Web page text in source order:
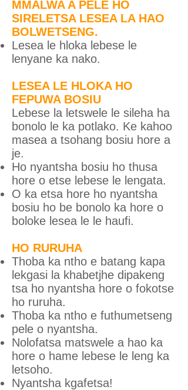
MMALWA A PELE HO
SIRELETSA LESEA LA HAO
BOLWETSENG.
Lesea le hloka lebese le
lenyane ka nako.
LESEA LE HLOKA HO
FEPUWA BOSIU
Lebese la letswele le sileha ha
bonolo le ka potlako. Ke kahoo
masea a tsohang bosiu hore a
je.
Ho nyantsha bosiu ho thusa
hore o etse lebese le lengata.
O ka etsa hore ho nyantsha
bosiu ho be bonolo ka hore o
boloke lesea le le haufi.
HO RURUHA
Thoba ka ntho e batang kapa
lekgasi la khabetjhe dipakeng
tsa ho nyantsha hore o fokotse
ho ruruha.
Thoba ka ntho e futhumetseng
pele o nyantsha.
Nolofatsa matswele a hao ka
hore o hame lebese le leng ka
letsoho.
Nyantsha kgafetsa!